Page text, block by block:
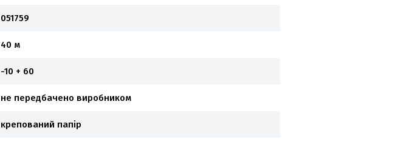
051759
40 м
-10 + 60
не передбачено виробником
крепований папір